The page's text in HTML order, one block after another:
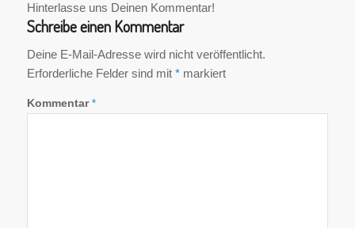
Hinterlasse uns Deinen Kommentar!
Schreibe einen Kommentar
Deine E-Mail-Adresse wird nicht veröffentlicht.
Erforderliche Felder sind mit *markiert
Kommentar *